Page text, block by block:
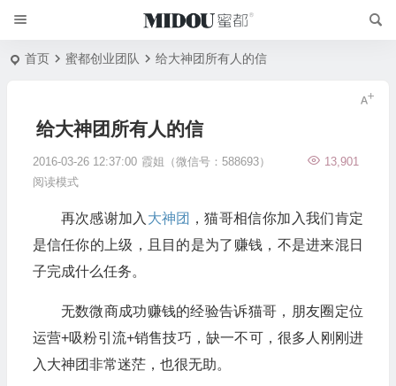
首页 蜜都创业团队 给大神团所有人的信
给大神团所有人的信
2016-03-26 12:37:00 霞姐（微信号：588693）
13,901
阅读模式
再次感谢加入 大神团 ，猫哥相信你加入我们肯定
是信任你的上级，且目的是为了赚钱，不是进来混日
子完成什么任务。
无数微商成功赚钱的经验告诉猫哥，朋友圈定位
运营+吸粉引流+销售技巧，缺一不可，很多人刚刚进
入大神团非常迷茫，也很无助。